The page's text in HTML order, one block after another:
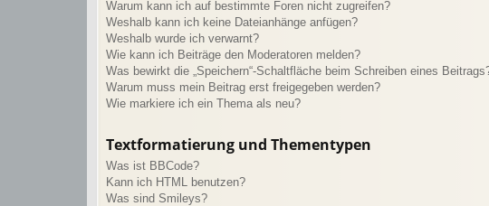
Warum kann ich auf bestimmte Foren nicht zugreifen?
Weshalb kann ich keine Dateianhänge anfügen?
Weshalb wurde ich verwarnt?
Wie kann ich Beiträge den Moderatoren melden?
Was bewirkt die „Speichern“-Schaltfläche beim Schreiben eines
Warum muss mein Beitrag erst freigegeben werden?
Wie markiere ich ein Thema als neu?
Textformatierung und Thementypen
Was ist BBCode?
Kann ich HTML benutzen?
Was sind Smileys?